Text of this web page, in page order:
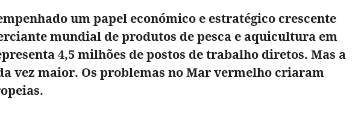
um papel económico e estratégico crescente
mundial de produtos de pesca e aquicultura em
4,5 milhões de postos de trabalho diretos. Mas a
vez maior. Os problemas no Mar vermelho criaram